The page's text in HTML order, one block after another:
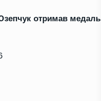
отримав медаль